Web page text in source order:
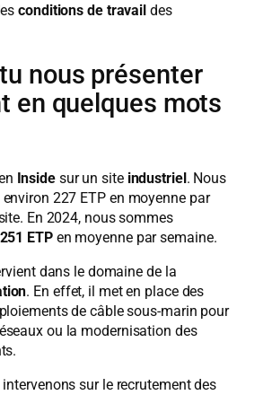
conditions de travail des
nous présenter
en quelques mots
Insidesur un site industriel. Nous
227 ETP en moyenne par
En 2024, nous sommes
251 ETPen moyenne par semaine.
dans le domaine de la
. En effet, il met en place des
de câble sous-marin pour
ou la modernisation des
intervenons sur le recrutement des